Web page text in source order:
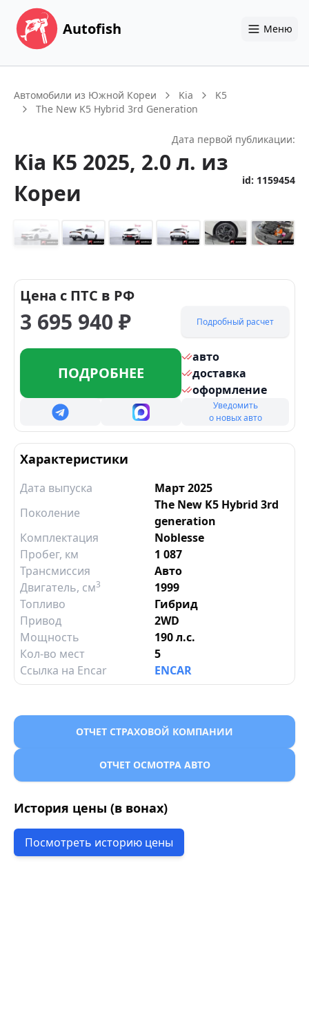
Autofish Меню
Автомобили из Южной Кореи Kia
K5
The New K5 Hybrid 3rd Generation
Дата первой публикации:
Kia K5 2025, 2.0 л. из
Кореи
id: 1159454
Цена с ПТС в РФ
3 695 940 ₽ Подробный расчет
ПОДРОБНЕЕ
авто
доставка
оформление
Уведомить
о новых авто
Характеристики
Дата выпуска
Март 2025
Поколение
The New K5 Hybrid 3rd
generation
Комплектация
Noblesse
Пробег, км
1 087
Трансмиссия
Авто
Двигатель, см3
1999
Топливо
Гибрид
Привод
2WD
Мощность
190 л.с.
Кол-во мест
5
Ссылка на Encar
ENCAR
ОТЧЕТ СТРАХОВОЙ КОМПАНИИ
ОТЧЕТ ОСМОТРА АВТО
История цены (в вонах)
Посмотреть историю цены